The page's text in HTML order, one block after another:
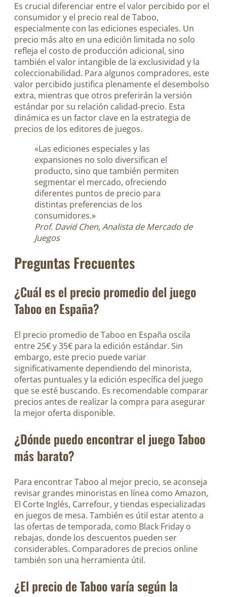
Es crucial diferenciar entre el valor percibido por el
consumidor y el precio real de Taboo,
especialmente con las ediciones especiales. Un
precio más alto en una edición limitada no solo
refleja el costo de producción adicional, sino
también el valor intangible de la exclusividad y la
coleccionabilidad. Para algunos compradores, este
valor percibido justifica plenamente el desembolso
extra, mientras que otros preferirán la versión
estándar por su relación calidad-precio. Esta
dinámica es un factor clave en la estrategia de
precios de los editores de juegos.
«Las ediciones especiales y las
expansiones no solo diversifican el
producto, sino que también permiten
segmentar el mercado, ofreciendo
diferentes puntos de precio para
distintas preferencias de los
consumidores.»
Prof. David Chen, Analista de Mercado de
Juegos
Preguntas Frecuentes
¿Cuál es el precio promedio del juego
Taboo en España?
El precio promedio de Taboo en España oscila
entre 25€ y 35€ para la edición estándar. Sin
embargo, este precio puede variar
significativamente dependiendo del minorista,
ofertas puntuales y la edición específica del juego
que se esté buscando. Es recomendable comparar
precios antes de realizar la compra para asegurar
la mejor oferta disponible.
¿Dónde puedo encontrar el juego Taboo
más barato?
Para encontrar Taboo al mejor precio, se aconseja
revisar grandes minoristas en línea como Amazon,
El Corte Inglés, Carrefour, y tiendas especializadas
en juegos de mesa. También es útil estar atento a
las ofertas de temporada, como Black Friday o
rebajas, donde los descuentos pueden ser
considerables. Comparadores de precios online
también son una herramienta útil.
¿El precio de Taboo varía según la